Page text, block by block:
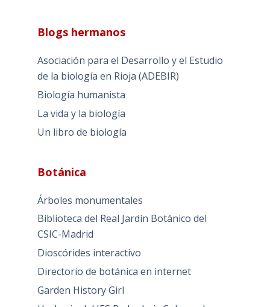
Blogs hermanos
Asociación para el Desarrollo y el Estudio
de la biología en Rioja (ADEBIR)
Biología humanista
La vida y la biología
Un libro de biología
Botánica
Árboles monumentales
Biblioteca del Real Jardín Botánico del
CSIC-Madrid
Dioscórides interactivo
Directorio de botánica en internet
Garden History Girl